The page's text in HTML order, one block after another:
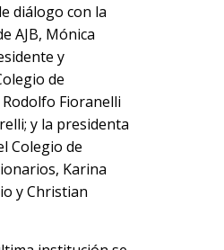
diálogo con la
AJB, Mónica
y
de
Fioranelli
y la presidenta
Colegio de
Karina
y Christian